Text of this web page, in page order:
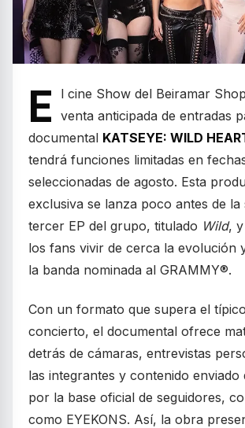
E
l cine Show del Beiramar
venta anticipada de entradas
documental KATSEYE: WILD
tendrá funciones limitadas en
seleccionadas de agosto. Esta
exclusiva se lanza poco antes de la
tercer EP del grupo, titulado Wild,
los fans vivir de cerca la evolución
la banda nominada al GRAMMY®.
Con un formato que supera el
concierto, el documental ofrece
detrás de cámaras, entrevistas
las integrantes y contenido enviado
por la base oficial de seguidores,
como EYEKONS. Así, la obra